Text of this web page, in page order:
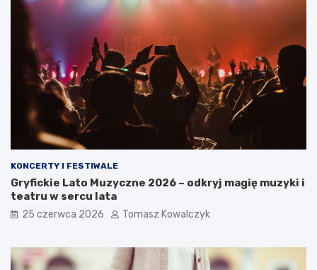
KONCERTY I FESTIWALE
Gryfickie Lato Muzyczne 2026 – odkryj magię muzyki i
teatru w sercu lata
25 czerwca 2026 Tomasz Kowalczyk